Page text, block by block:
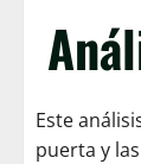
Este
puerta y